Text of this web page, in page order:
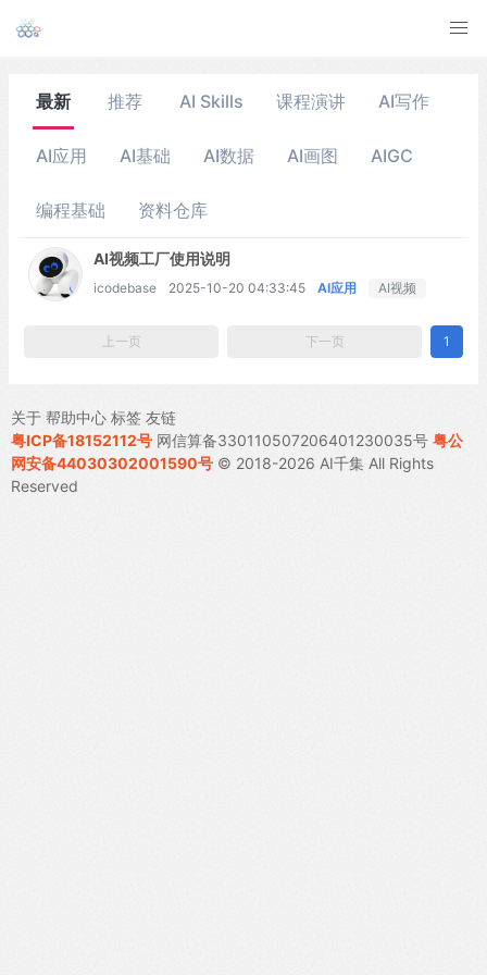
最新 推荐 AI Skills 课程演讲 AI写作
AI应用 AI基础 AI数据 AI画图 AIGC
编程基础 资料仓库
AI视频工厂使用说明
icodebase 2025-10-20 04:33:45 AI应用 AI视频
上一页 下一页 1
关于 帮助中心 标签 友链
粤ICP备18152112号 网信算备330110507206401230035号 粤公
网安备44030302001590号 © 2018-2026 AI千集 All Rights
Reserved